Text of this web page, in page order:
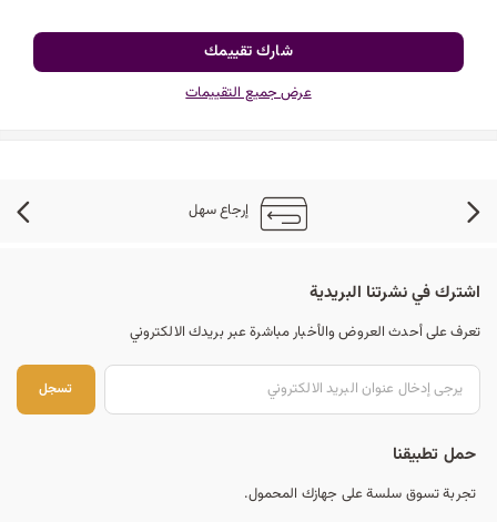
شارك تقييمك
عرض جميع التقييمات
إرجاع سهل
اشترك في نشرتنا البريدية
تعرف على أحدث العروض والأخبار مباشرة عبر بريدك الالكتروني
تسجل
حمل تطبيقنا
تجربة تسوق سلسة على جهازك المحمول.